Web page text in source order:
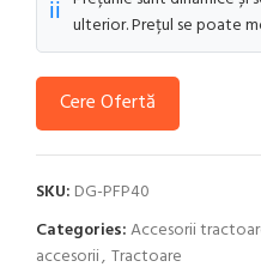
ℹ️ ulterior. Prețul se poate
Cere Ofertă
SKU: DG-PFP40
Categories:Accesorii
accesorii, Tractoare